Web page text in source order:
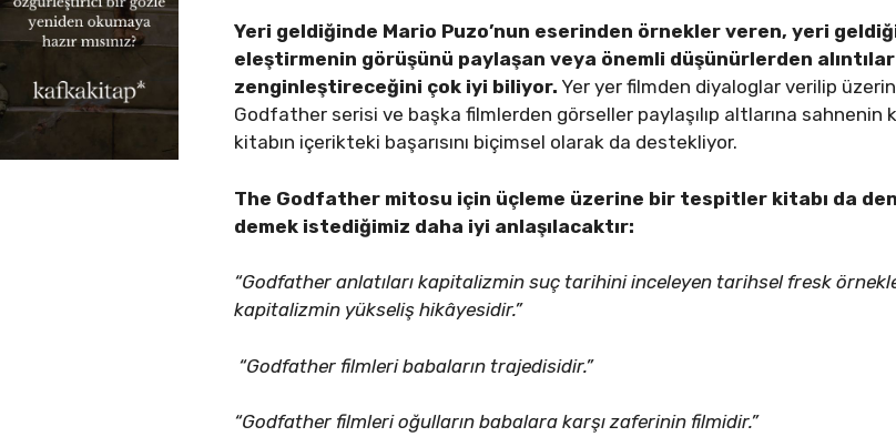
Yeri geldiğinde Mario Puzo’nun eserinden örnekler veren, yeri
eleştirmenin görüşünü paylaşan veya önemli düşünürlerden
zenginleştireceğini çok iyi biliyor. Yer yer filmden diyaloglar verilip
Godfather serisi ve başka filmlerden görseller paylaşılıp altlarına sahnenin
kitabın içerikteki başarısını biçimsel olarak da destekliyor.
The Godfather mitosu için üçleme üzerine bir tespitler kitabı da
demek istediğimiz daha iyi anlaşılacaktır:
“Godfather anlatıları kapitalizmin suç tarihini inceleyen tarihsel fresk
kapitalizmin yükseliş hikâyesidir.”
“Godfather filmleri babaların trajedisidir.”
“Godfather filmleri oğulların babalara karşı zaferinin filmidir.”